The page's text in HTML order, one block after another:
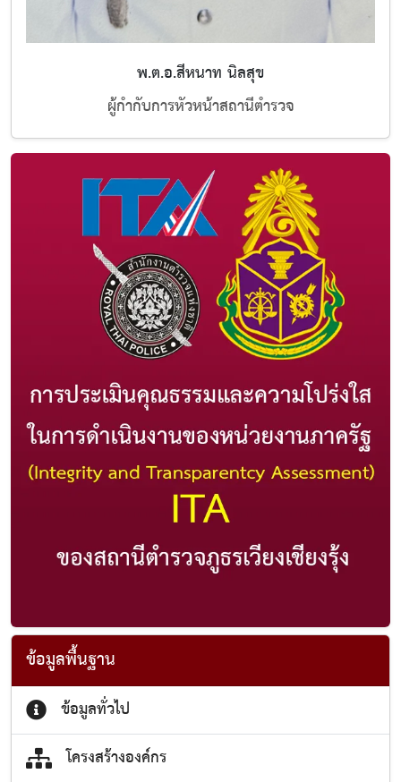
พ.ต.อ.สีหนาท นิลสุข
ผู้กำกับการหัวหน้าสถานีตำรวจ
ข้อมูลพื้นฐาน
ข้อมูลทั่วไป
โครงสร้างองค์กร